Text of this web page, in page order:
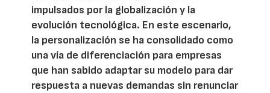
impulsados por la globalización y la
evolución tecnológica. En este escenario,
la personalización se ha consolidado como
una vía de diferenciación para empresas
que han sabido adaptar su modelo para dar
respuesta a nuevas demandas sin renunciar